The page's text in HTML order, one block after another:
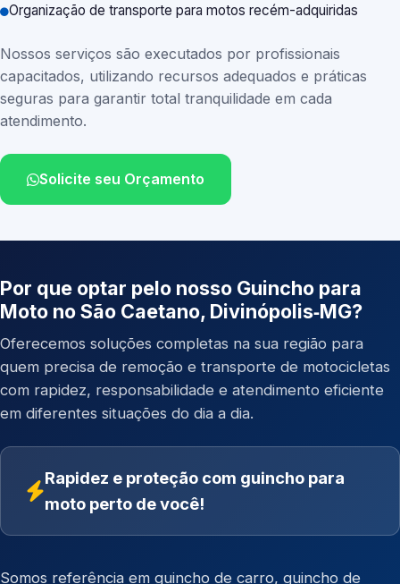
Organização de transporte para motos recém-adquiridas
Nossos serviços são executados por profissionais
capacitados, utilizando recursos adequados e práticas
seguras para garantir total tranquilidade em cada
atendimento.
Solicite seu Orçamento
Por que optar pelo nosso Guincho para
Moto no São Caetano, Divinópolis‑MG?
Oferecemos soluções completas na sua região para
quem precisa de remoção e transporte de motocicletas
com rapidez, responsabilidade e atendimento eficiente
em diferentes situações do dia a dia.
Rapidez e proteção com guincho para
moto perto de você!
Somos referência em guincho de carro, guincho de